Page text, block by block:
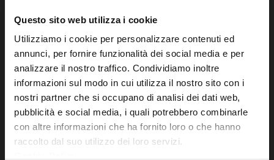
Questo sito web utilizza i cookie
Utilizziamo i cookie per personalizzare contenuti ed
annunci, per fornire funzionalità dei social media e per
analizzare il nostro traffico. Condividiamo inoltre
informazioni sul modo in cui utilizza il nostro sito con i
nostri partner che si occupano di analisi dei dati web,
pubblicità e social media, i quali potrebbero combinarle
con altre informazioni che ha fornito loro o che hanno
raccolto dal suo utilizzo dei loro servizi.
Fondazione Collegio San Carlo
Via San Carlo 5
41121 Modena (MO)
P.I. 00641060363
tel. 059.421211
info@fondazionesancarlo.it